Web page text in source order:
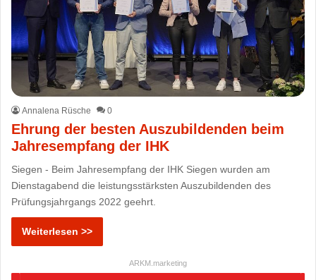
Annalena Rüsche 0
Ehrung der besten Auszubildenden beim
Jahresempfang der IHK
Siegen - Beim Jahresempfang der IHK Siegen wurden am
Dienstagabend die leistungsstärksten Auszubildenden des
Prüfungsjahrgangs 2022 geehrt.
Weiterlesen >>
ARKM.marketing